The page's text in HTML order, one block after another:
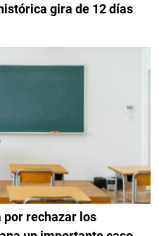
gira de 12 días
por rechazar los